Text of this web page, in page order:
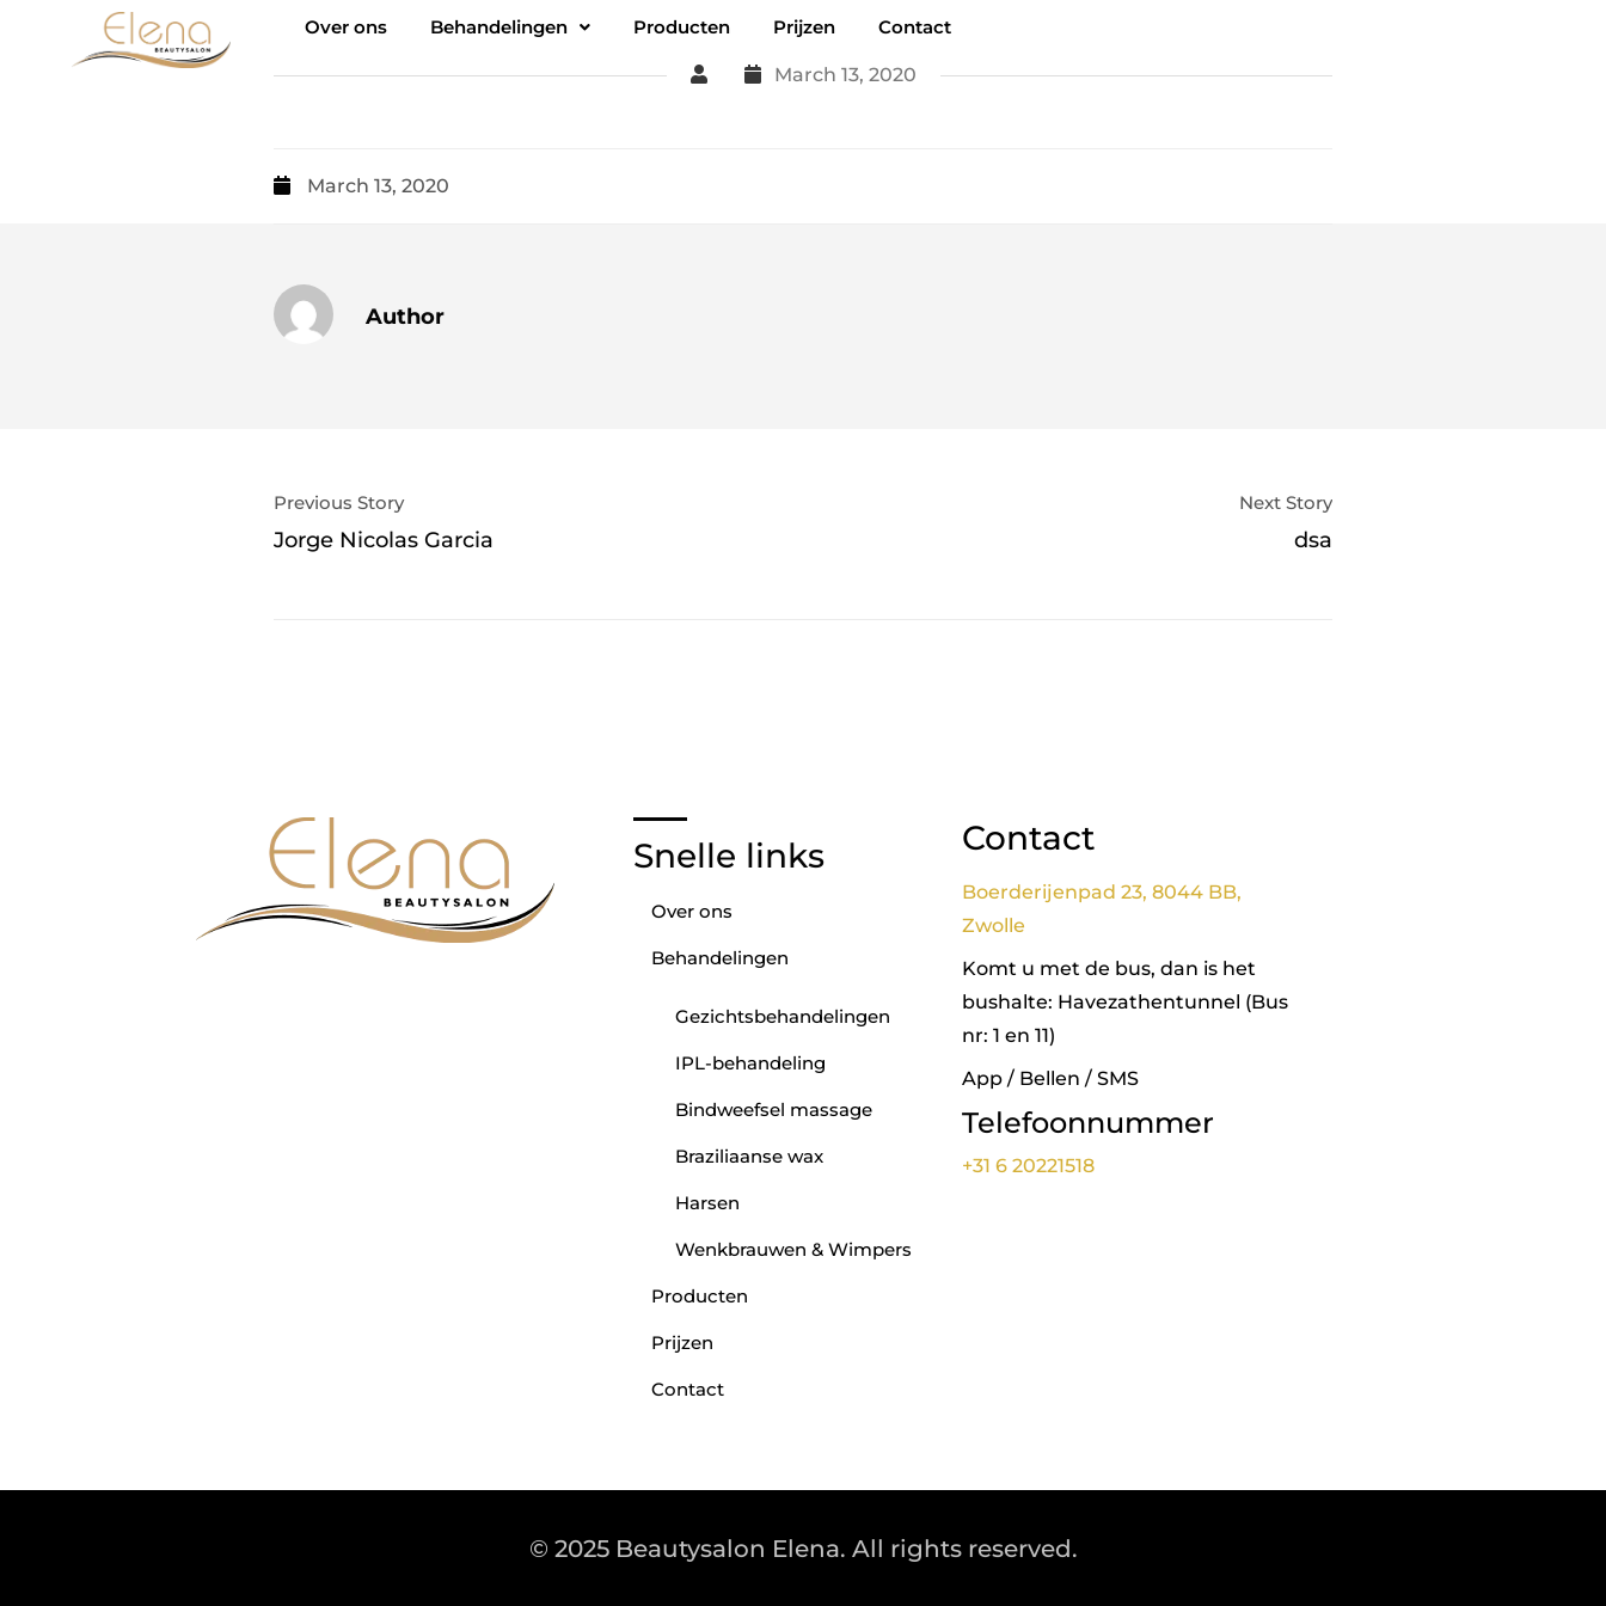
Over ons Behandelingen Producten Prijzen Contact
March 13, 2020
March 13, 2020
Author
Previous Story
Jorge Nicolas Garcia
Next Story
dsa
Snelle links
Over ons
Behandelingen
Gezichtsbehandelingen
IPL-behandeling
Bindweefsel massage
Braziliaanse wax
Harsen
Wenkbrauwen & Wimpers
Producten
Prijzen
Contact
Contact
Boerderijenpad 23, 8044 BB,
Zwolle
Komt u met de bus, dan is het
bushalte: Havezathentunnel (Bus
nr: 1 en 11)
App / Bellen / SMS
Telefoonnummer
+31 6 20221518
© 2025 Beautysalon Elena. All rights reserved.